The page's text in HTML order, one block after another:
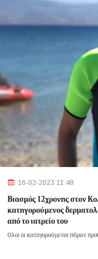
16-02-2023 11:48
Βιασμός 12χρονης στον
κατηγορούμενος
από το ιατρείο του
Όλοι οι κατηγορούμενοι πήραν